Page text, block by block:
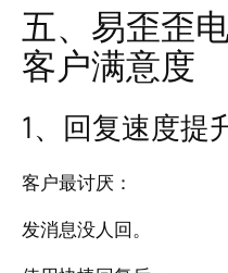
五、易歪歪
客户满意度
1、回复速度提
客户最讨厌：
发消息没人回。